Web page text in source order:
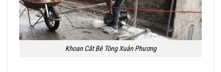
Khoan Cắt Bê Tông Xuân Phương